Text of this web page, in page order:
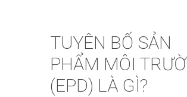
TUYÊN BỐ SẢN
PHẨM MÔI
(EPD) LÀ GÌ?